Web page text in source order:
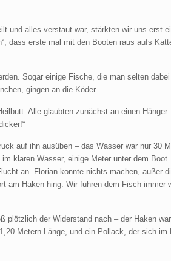
und alles verstaut war, stärkten wir uns erst
dass erste mal mit den Booten raus aufs
Sogar einige Fische, die man selten
gingen an die Köder.
Alle glaubten zunächst an einen Hänger
auf ihn ausüben – das Wasser war nur 30
klaren Wasser, einige Meter unter dem Boot.
an. Florian konnte nichts machen, außer
am Haken hing. Wir fuhren dem Fisch immer
plötzlich der Widerstand nach – der Haken war
Metern Länge, und ein Pollack, der sich im